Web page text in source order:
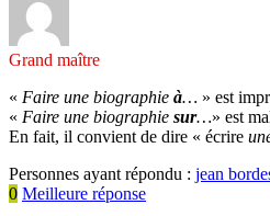
Grand maître
« Faire une biographie à… » est
« Faire une biographie sur…» est
En fait, il convient de dire « écrire
Personnes ayant répondu : jean
0 Meilleure réponse